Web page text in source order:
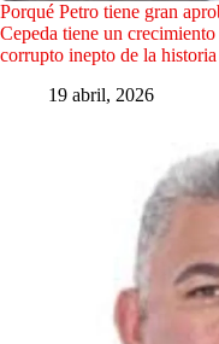
Porqué Petro tiene gran
Cepeda tiene un
corrupto inepto de la historia
19 abril, 2026